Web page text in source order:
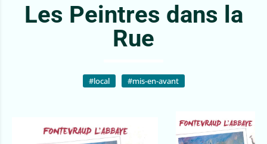
Les Peintres dans la
Rue
#local #mis-en-avant